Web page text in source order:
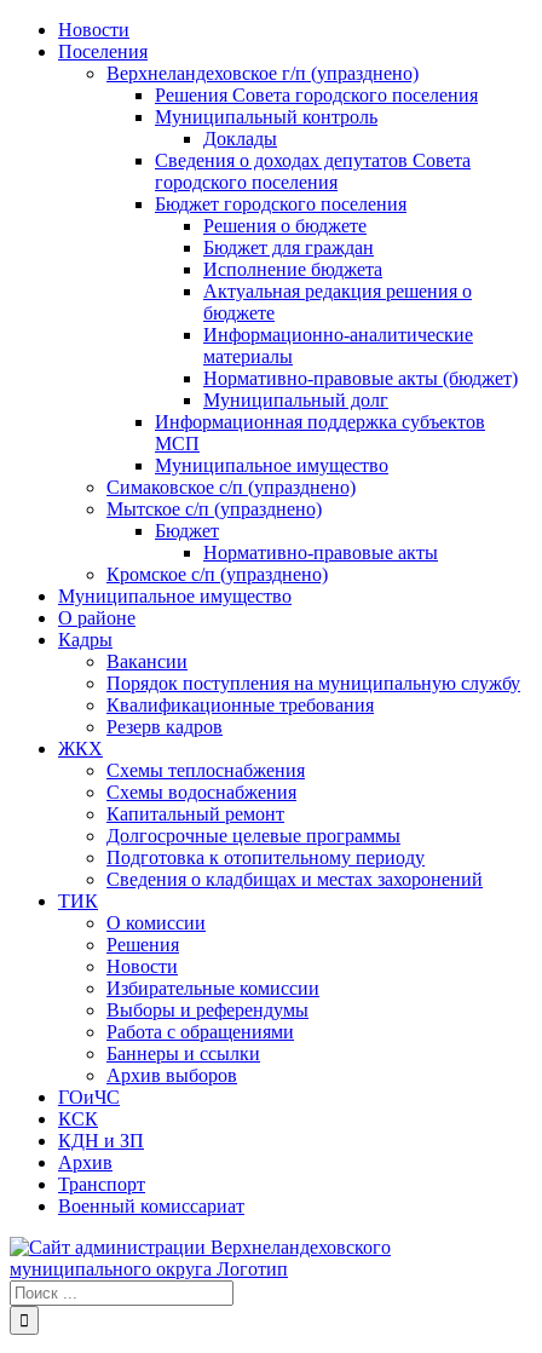
Skip
Новости
Поселения
Верхнеландеховское г/п (упразднено)
Решения Совета городского поселения
Муниципальный контроль
Доклады
Сведения о доходах депутатов Совета
городского поселения
Бюджет городского поселения
Решения о бюджете
Бюджет для граждан
Исполнение бюджета
Актуальная редакция решения о
бюджете
Информационно-аналитические
материалы
Нормативно-правовые акты (бюджет)
Муниципальный долг
Информационная поддержка субъектов
МСП
Муниципальное имущество
Симаковское с/п (упразднено)
Мытское с/п (упразднено)
Бюджет
Нормативно-правовые акты
Кромское с/п (упразднено)
Муниципальное имущество
О районе
Кадры
Вакансии
Порядок поступления на муниципальную службу
Квалификационные требования
Резерв кадров
ЖКХ
Схемы теплоснабжения
Схемы водоснабжения
Капитальный ремонт
Долгосрочные целевые программы
Подготовка к отопительному периоду
Сведения о кладбищах и местах захоронений
ТИК
О комиссии
Решения
Новости
Избирательные комиссии
Выборы и референдумы
Работа с обращениями
Баннеры и ссылки
Архив выборов
ГОиЧС
КСК
КДН и ЗП
Архив
Транспорт
Военный комиссариат
Результат
поиска: